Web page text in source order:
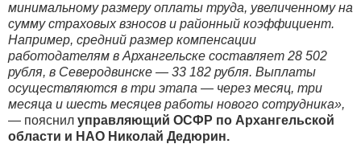
минимальному размеру оплаты труда, увеличенному на
сумму страховых взносов и районный коэффициент.
Например, средний размер компенсации
работодателям в Архангельске составляет 28 502
рубля, в Северодвинске — 33 182 рубля. Выплаты
осуществляются в три этапа — через месяц, три
месяца и шесть месяцев работы нового сотрудника»,
— пояснил управляющий ОСФР по Архангельской
области и НАО Николай Дедюрин.